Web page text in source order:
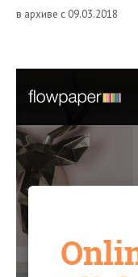
в архиве с 09.03.2018